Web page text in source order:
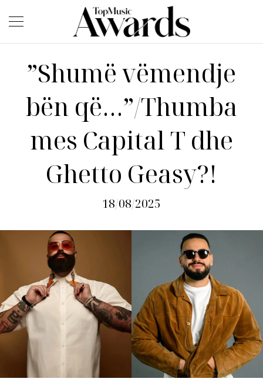
”Shumë vëmendje
bën që…”/Thumba
mes Capital T dhe
Ghetto Geasy?!
18/08/2025